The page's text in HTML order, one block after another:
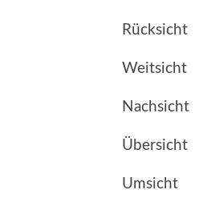
Rücksicht
Weitsicht
Nachsicht
Übersicht
Umsicht